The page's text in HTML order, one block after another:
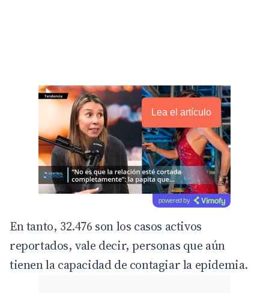
Lea el artículo
powered by
En tanto, 32.476 son los casos activos
reportados, vale decir, personas que aún
tienen la capacidad de contagiar la epidemia.